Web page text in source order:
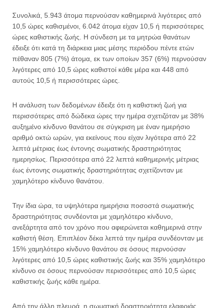
Συνολικά, 5.943 άτομα περνούσαν καθημερινά λιγότερες από
10,5 ώρες καθισμένοι, 6.042 άτομα είχαν 10,5 ή περισσότερες
ώρες καθιστικής ζωής. Η σύνδεση με τα μητρώα θανάτων
έδειξε ότι κατά τη διάρκεια μιας μέσης περιόδου πέντε ετών
πέθαναν 805 (7%) άτομα, εκ των οποίων 357 (6%) περνούσαν
λιγότερες από 10,5 ώρες καθιστοί κάθε μέρα και 448 από
αυτούς 10,5 ή περισσότερες ώρες.
Η ανάλυση των δεδομένων έδειξε ότι η καθιστική ζωή για
περισσότερες από δώδεκα ώρες την ημέρα σχετιζόταν με 38%
αυξημένο κίνδυνο θανάτου σε σύγκριση με έναν ημερήσιο
αριθμό οκτώ ωρών, για εκείνους που είχαν λιγότερα από 22
λεπτά μέτριας έως έντονης σωματικής δραστηριότητας
ημερησίως. Περισσότερα από 22 λεπτά καθημερινής μέτριας
έως έντονης σωματικής δραστηριότητας σχετίζονταν με
χαμηλότερο κίνδυνο θανάτου.
Την ίδια ώρα, τα υψηλότερα ημερήσια ποσοστά σωματικής
δραστηριότητας συνδέονται με χαμηλότερο κίνδυνο,
ανεξάρτητα από τον χρόνο που αφιερώνεται καθημερινά στην
καθιστή θέση. Επιπλέον δέκα λεπτά την ημέρα συνδέονταν με
15% χαμηλότερο κίνδυνο θανάτου σε όσους περνούσαν
λιγότερες από 10,5 ώρες καθιστικής ζωής και 35% χαμηλότερο
κίνδυνο σε όσους περνούσαν περισσότερες από 10,5 ώρες
καθιστικής ζωής κάθε ημέρα.
Από την άλλη πλευρά, η σωματική δραστηριότητα ελαφριάς